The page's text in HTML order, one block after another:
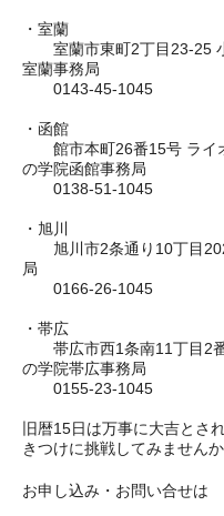
・室蘭
室蘭市東町2丁目23-25
室蘭事務局
0143-45-1045
・函館
館市本町26番15号 ライ
の学院函館事務局
0138-51-1045
・旭川
旭川市2条通り10丁目
局
0166-26-1045
・帯広
帯広市西1条南11丁目2
の学院帯広事務局
0155-23-1045
旧暦15日は万事に大吉とさ
きつけに挑戦してみませんか
お申し込み・お問い合せは